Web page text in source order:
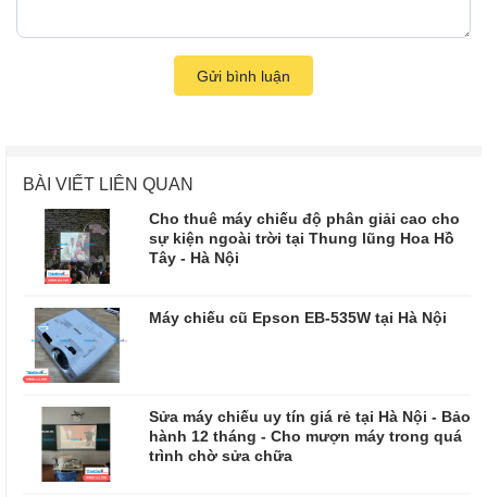
Gửi bình luận
BÀI VIẾT LIÊN QUAN
Cho thuê máy chiếu độ phân giải cao cho
sự kiện ngoài trời tại Thung lũng Hoa Hồ
Tây - Hà Nội
Máy chiếu cũ Epson EB-535W tại Hà Nội
Sửa máy chiếu uy tín giá rẻ tại Hà Nội - Bảo
hành 12 tháng - Cho mượn máy trong quá
trình chờ sửa chữa